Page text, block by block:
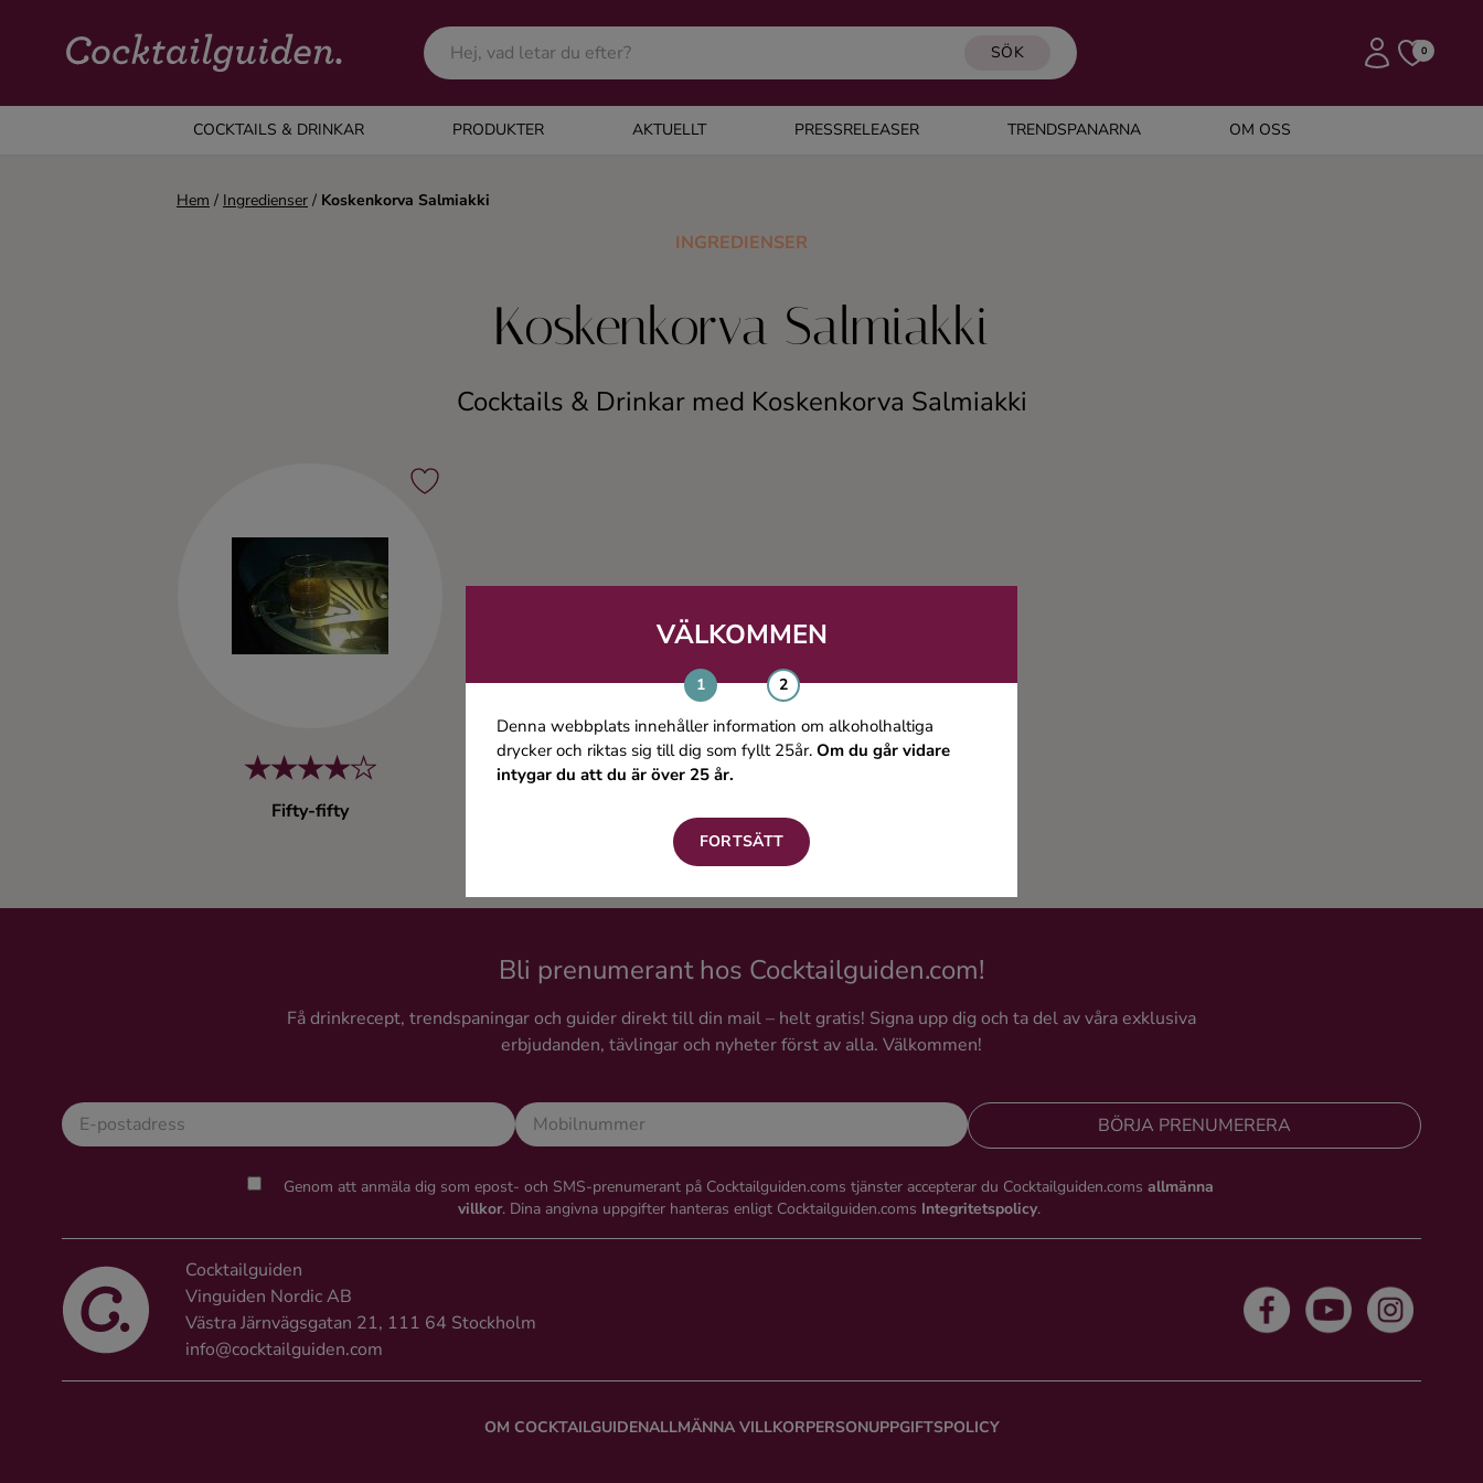
SÖK 0
COCKTAILS & DRINKAR PRODUKTER AKTUELLT PRESSRELEASER TRENDSPANARNA OM OSS
COCKTAILS & DRINKAR
Alla cocktails & drinkar
VÄLKOMMEN
Denna webbplats innehåller information om alkoholhaltiga
drycker och riktas sig till dig som fyllt 25år. Om du går vidare
intygar du att du är över 25 år.
FORTSÄTT
Hem / Ingredienser / Koskenkorva Salmiakki
INGREDIENSER
Koskenkorva Salmiakki
Cocktails & Drinkar med Koskenkorva Salmiakki
Fifty-fifty
Bli prenumerant hos Cocktailguiden.com!
Få drinkrecept, trendspaningar och guider direkt till din mail – helt gratis! Signa upp dig och ta del av våra exklusiva
erbjudanden, tävlingar och nyheter först av alla. Välkommen!
BÖRJA PRENUMERERA
Genom att anmäla dig som epost- och SMS-prenumerant på Cocktailguiden.coms tjänster accepterar du Cocktailguiden.coms allmänna
villkor. Dina angivna uppgifter hanteras enligt Cocktailguiden.coms Integritetspolicy.
Cocktailguiden
Vinguiden Nordic AB
Västra Järnvägsgatan 21, 111 64 Stockholm
info@cocktailguiden.com
OM COCKTAILGUIDENALLMÄNNA VILLKORPERSONUPPGIFTSPOLICY